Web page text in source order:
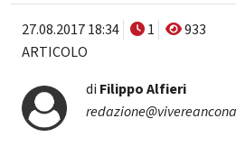
27.08.2017 18:34 1
933
ARTICOLO
di Filippo Alfieri